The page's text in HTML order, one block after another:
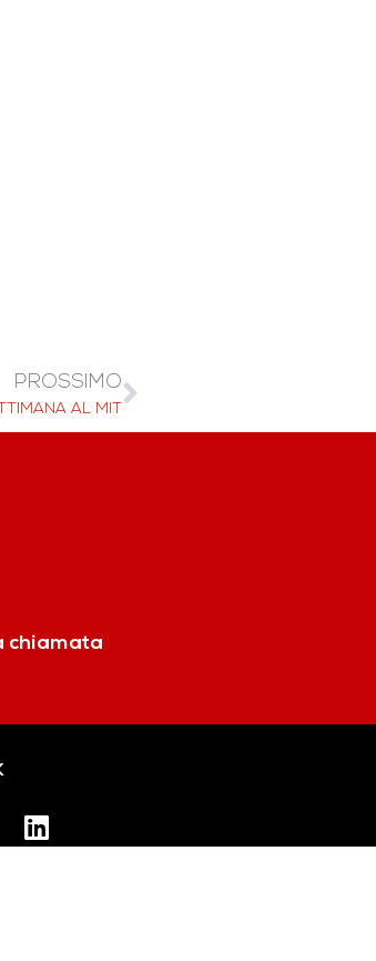
PROSSIMO
AL MIT
chiamata